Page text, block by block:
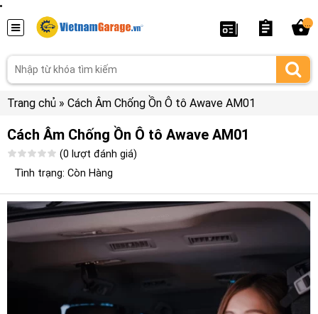
Trang chủ » Cách Âm Chống Ồn Ô tô Awave AM01
Cách Âm Chống Ồn Ô tô Awave AM01
(0 lượt đánh giá)
Tình trạng: Còn Hàng